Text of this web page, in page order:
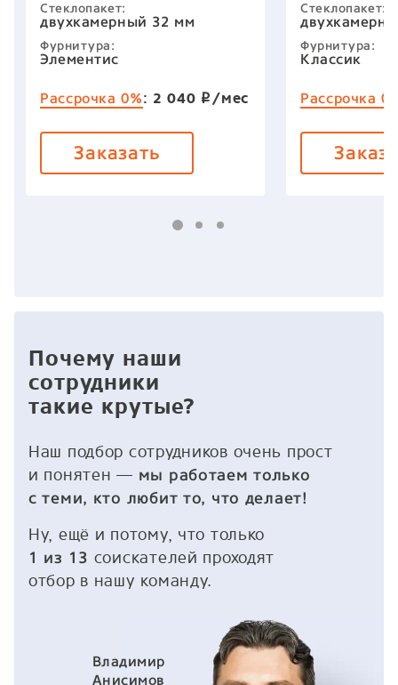
Стеклопакет:
двухкамерный 32 мм
Фурнитура:
Элементис
Рассрочка 0%: 2 040 p/мес
Заказать
Стеклопакет:
Фурнитура:
Классик
Рассрочка
Почему наши
сотрудники
такие крутые?
Наш подбор сотрудников очень прост
и понятен — мы работаем только
с теми, кто любит то, что делает!
Ну, ещё и потому, что только
1 из 13 соискателей проходят
отбор в нашу команду.
Владимир
Анисимов